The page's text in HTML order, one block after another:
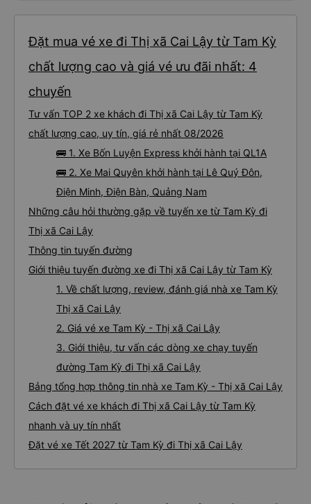
Đặt mua vé xe đi Thị xã Cai Lậy từ Tam Kỳ
chất lượng cao và giá vé ưu đãi nhất: 4
chuyến
Tư vấn TOP 2 xe khách đi Thị xã Cai Lậy từ Tam Kỳ
chất lượng cao, uy tín, giá rẻ nhất 08/2026
🚌 1. Xe Bốn Luyện Express khởi hành tại QL1A
🚌 2. Xe Mai Quyên khởi hành tại Lê Quý Đôn,
Điện Minh, Điện Bàn, Quảng Nam
Những câu hỏi thường gặp về tuyến xe từ Tam Kỳ đi
Thị xã Cai Lậy
Thông tin tuyến đường
Giới thiệu tuyến đường xe đi Thị xã Cai Lậy từ Tam Kỳ
1. Về chất lượng, review, đánh giá nhà xe Tam Kỳ
Thị xã Cai Lậy
2. Giá vé xe Tam Kỳ - Thị xã Cai Lậy
3. Giới thiệu, tư vấn các dòng xe chạy tuyến
đường Tam Kỳ đi Thị xã Cai Lậy
Bảng tổng hợp thông tin nhà xe Tam Kỳ - Thị xã Cai Lậy
Cách đặt vé xe khách đi Thị xã Cai Lậy từ Tam Kỳ
nhanh và uy tín nhất
Đặt vé xe Tết 2027 từ Tam Kỳ đi Thị xã Cai Lậy